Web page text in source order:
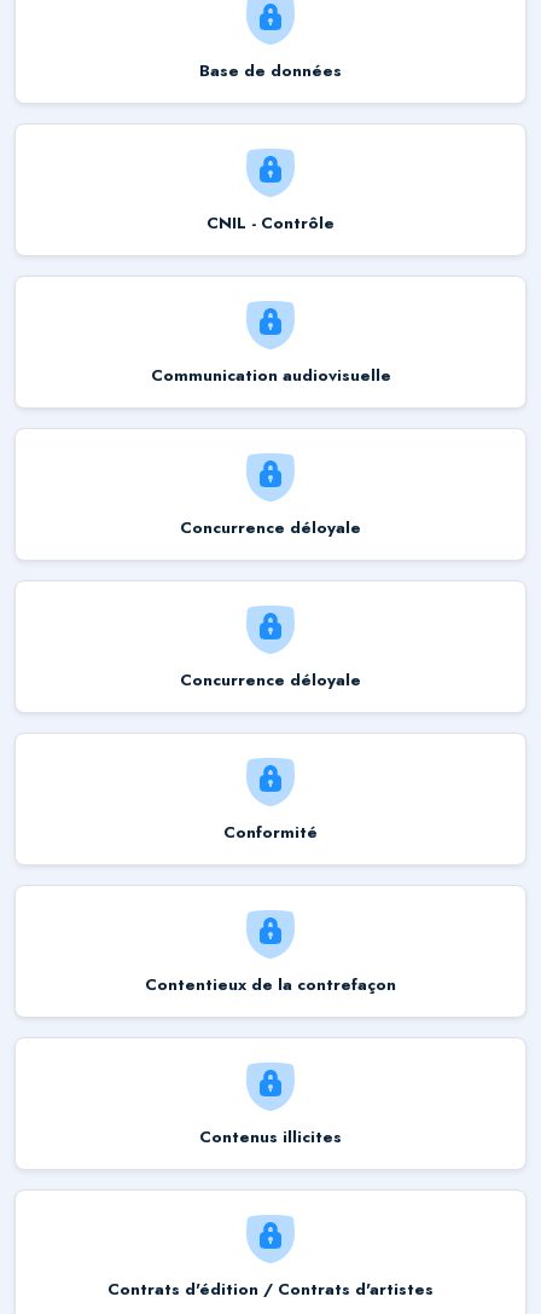
Base de données
CNIL - Contrôle
Communication audiovisuelle
Concurrence déloyale
Concurrence déloyale
Conformité
Contentieux de la contrefaçon
Contenus illicites
Contrats d'édition / Contrats d'artistes